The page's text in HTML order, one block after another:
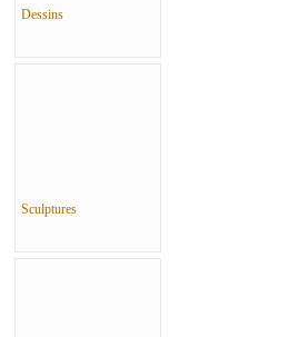
Dessins
Sculptures